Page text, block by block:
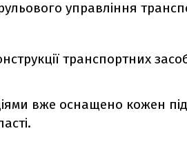
управління
транспортних
вже оснащено кожен